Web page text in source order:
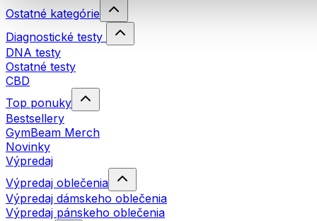
Ostatné kategórie
Diagnostické testy
DNA testy
Ostatné testy
CBD
Top ponuky
Bestsellery
GymBeam Merch
Novinky
Výpredaj
Výpredaj oblečenia
Výpredaj dámskeho oblečenia
Výpredaj pánskeho oblečenia